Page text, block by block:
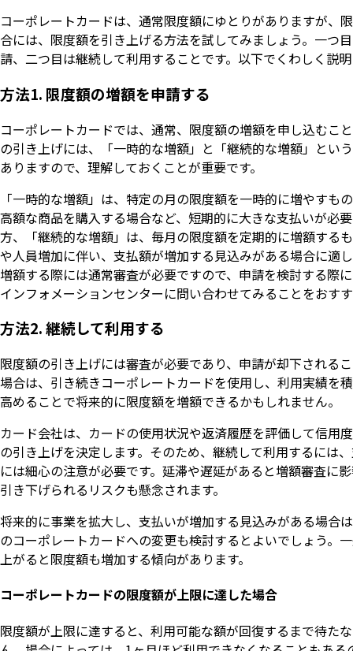
コーポレートカードは、通常限度額にゆとりがありますが、
合には、限度額を引き上げる方法を試してみましょう。一つ
請、二つ目は継続して利用することです。以下でくわしく説
方法1. 限度額の増額を申請する
コーポレートカードでは、通常、限度額の増額を申し込むこ
の引き上げには、「一時的な増額」と「継続的な増額」とい
ありますので、理解しておくことが重要です。
「一時的な増額」は、特定の月の限度額を一時的に増やすも
高額な商品を購入する場合など、短期的に大きな支払いが必
方、「継続的な増額」は、毎月の限度額を定期的に増額する
や人員増加に伴い、支払額が増加する見込みがある場合に適
増額する際には通常審査が必要ですので、申請を検討する際
インフォメーションセンターに問い合わせてみることをおす
方法2. 継続して利用する
限度額の引き上げには審査が必要であり、申請が却下される
場合は、引き続きコーポレートカードを使用し、利用実績を
高めることで将来的に限度額を増額できるかもしれません。
カード会社は、カードの使用状況や返済履歴を評価して信用
の引き上げを決定します。そのため、継続して利用するには
には細心の注意が必要です。延滞や遅延があると増額審査に
引き下げられるリスクも懸念されます。
将来的に事業を拡大し、支払いが増加する見込みがある場合
のコーポレートカードへの変更も検討するとよいでしょう。
上がると限度額も増加する傾向があります。
コーポレートカードの限度額が上限に達した場合
限度額が上限に達すると、利用可能な額が回復するまで待た